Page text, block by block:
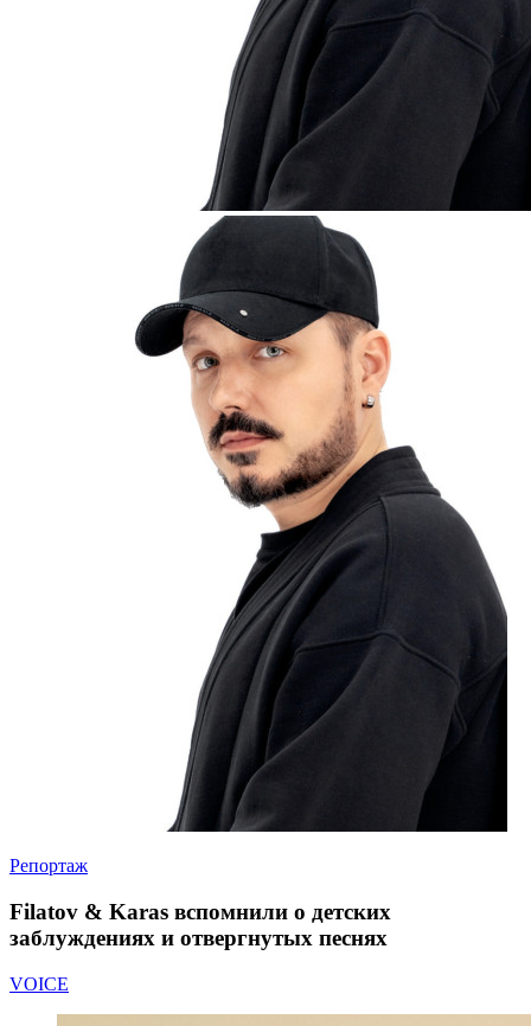
Репортаж
Filatov & Karas вспомнили о детских
заблуждениях и отвергнутых песнях
VOICE